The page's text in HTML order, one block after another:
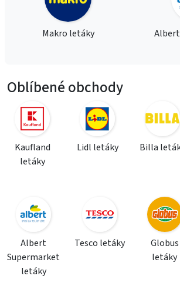
Makro letáky
Oblíbené obchody
Kaufland
letáky
Lidl letáky Billa
Albert
Supermarket
letáky
Tesco letáky
Globus
letáky